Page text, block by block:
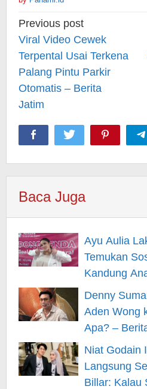
Post
navigation
Previous post
Viral Video Cewek
Terpental Usai Terkena
Palang Pintu Parkir
Otomatis – Berita
Jatim
Baca Juga
Ayu Aulia
Temukan
Kandung
Berita Hiburan
Denny
Aden Wong
Apa? –
Niat Godain
Langsung
Billar: Kalau